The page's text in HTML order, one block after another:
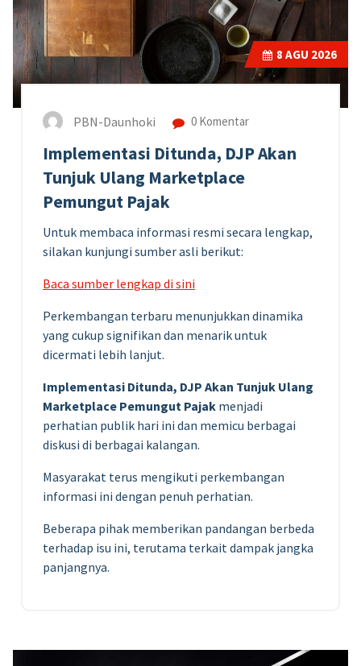
8 AGU 2026
PBN-Daunhoki 0 Komentar
Implementasi Ditunda, DJP Akan
Tunjuk Ulang Marketplace
Pemungut Pajak
Untuk membaca informasi resmi secara lengkap,
silakan kunjungi sumber asli berikut:
Baca sumber lengkap di sini
Perkembangan terbaru menunjukkan dinamika
yang cukup signifikan dan menarik untuk
dicermati lebih lanjut.
Implementasi Ditunda, DJP Akan Tunjuk Ulang
Marketplace Pemungut Pajak menjadi
perhatian publik hari ini dan memicu berbagai
diskusi di berbagai kalangan.
Masyarakat terus mengikuti perkembangan
informasi ini dengan penuh perhatian.
Beberapa pihak memberikan pandangan berbeda
terhadap isu ini, terutama terkait dampak jangka
panjangnya.